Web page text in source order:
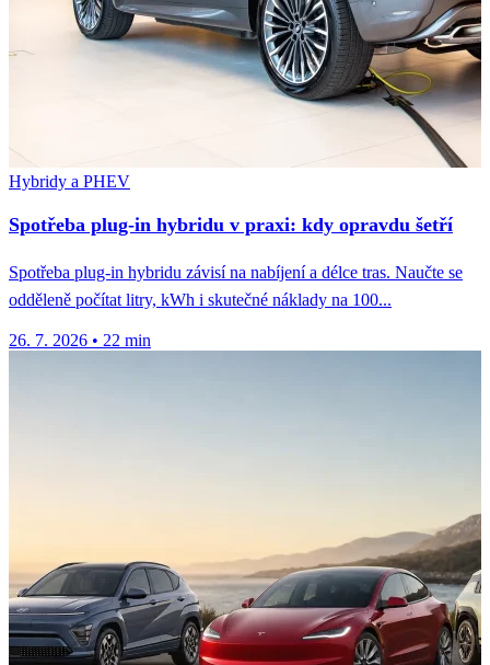
Hybridy a PHEV
Spotřeba plug-in hybridu v praxi: kdy opravdu šetří
Spotřeba plug-in hybridu závisí na nabíjení a délce tras. Naučte se
odděleně počítat litry, kWh i skutečné náklady na 100...
26. 7. 2026 • 22 min